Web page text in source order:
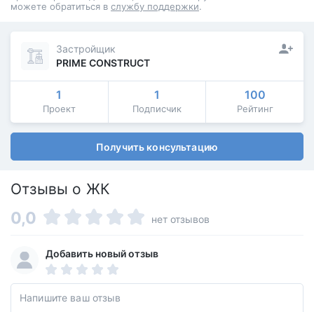
можете обратиться в службу поддержки.
Застройщик
PRIME CONSTRUCT
1
Проект
1
Подписчик
100
Рейтинг
Получить консультацию
Отзывы о ЖК
0,0 нет отзывов
Добавить новый отзыв